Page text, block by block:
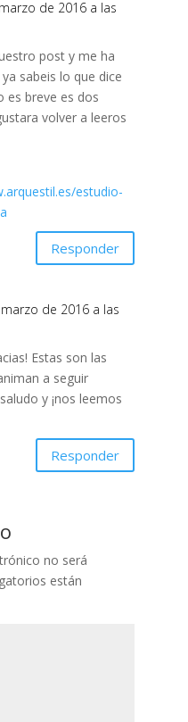
de 2016 a las
post y me ha
sabeis lo que dice
es breve es dos
volver a leeros
estudio-
Responder
de 2016 a las
Estas son las
a seguir
y ¡nos leemos
Responder
no será
están